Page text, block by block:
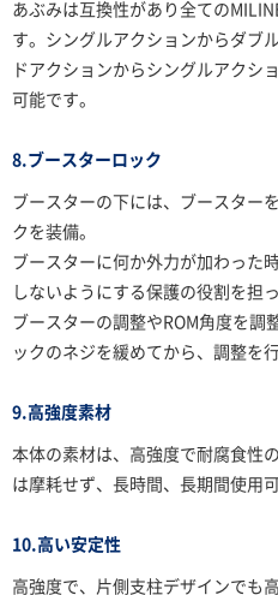
あぶみは互換性があり全ての
す。シングルアクションからダブ
ドアクションからシングルアクシ
可能です。
8.ブースターロック
ブースターの下には、ブースター
クを装備。
ブースターに何か外力が加わった
しないようにする保護の役割を担
ブースターの調整やROM角度を調
ックのネジを緩めてから、調整を
9.高強度素材
本体の素材は、高強度で耐腐食性
は摩耗せず、長時間、長期間使用可
10.高い安定性
高強度で、片側支柱デザインでも